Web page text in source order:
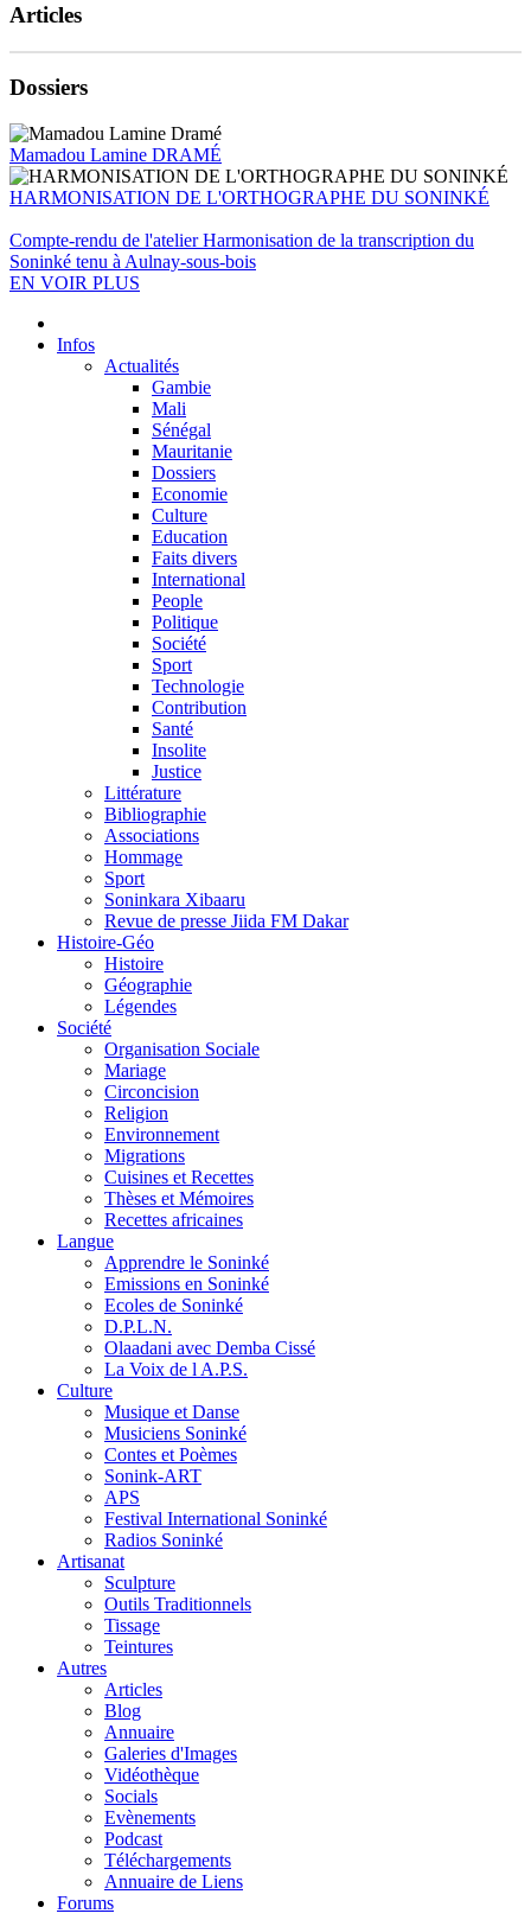
Articles
Dossiers
Mamadou Lamine DRAMÉ
HARMONISATION DE L'ORTHOGRAPHE DU SONINKÉ
Compte-rendu de l'atelier Harmonisation de la transcription du
Soninké tenu à Aulnay-sous-bois
EN VOIR PLUS
Infos
Actualités
Gambie
Mali
Sénégal
Mauritanie
Dossiers
Economie
Culture
Education
Faits divers
International
People
Politique
Société
Sport
Technologie
Contribution
Santé
Insolite
Justice
Littérature
Bibliographie
Associations
Hommage
Sport
Soninkara Xibaaru
Revue de presse Jiida FM Dakar
Histoire-Géo
Histoire
Géographie
Légendes
Société
Organisation Sociale
Mariage
Circoncision
Religion
Environnement
Migrations
Cuisines et Recettes
Thèses et Mémoires
Recettes africaines
Langue
Apprendre le Soninké
Emissions en Soninké
Ecoles de Soninké
D.P.L.N.
Olaadani avec Demba Cissé
La Voix de l A.P.S.
Culture
Musique et Danse
Musiciens Soninké
Contes et Poèmes
Sonink-ART
APS
Festival International Soninké
Radios Soninké
Artisanat
Sculpture
Outils Traditionnels
Tissage
Teintures
Autres
Articles
Blog
Annuaire
Galeries d'Images
Vidéothèque
Socials
Evènements
Podcast
Téléchargements
Annuaire de Liens
Forums